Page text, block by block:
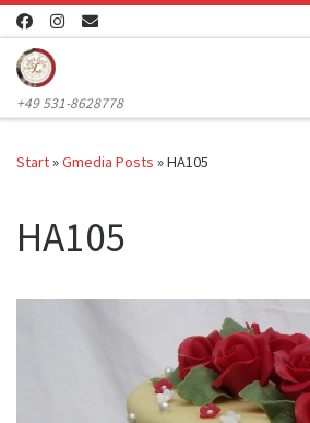
Zum Inhalt springen
+49 531-8628778
Start»Gmedia Posts »HA105
HA105